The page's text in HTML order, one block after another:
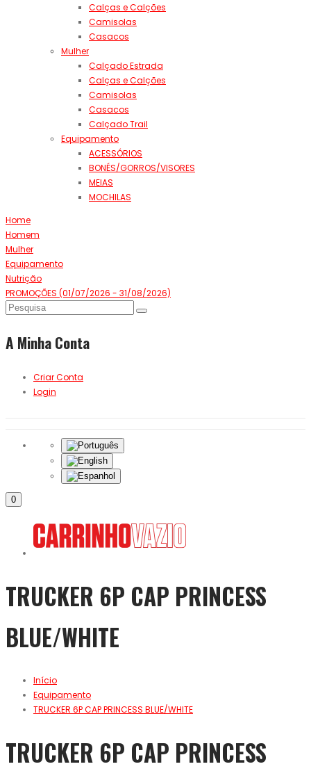
Calças e Calções
Camisolas
Casacos
Mulher
Calçado Estrada
Calças e Calções
Camisolas
Casacos
Calçado Trail
Equipamento
ACESSÓRIOS
BONÉS/GORROS/VISORES
MEIAS
MOCHILAS
Home
Homem
Mulher
Equipamento
Nutrição
PROMOÇÕES (01/07/2026 - 31/08/2026)
A Minha Conta
Criar Conta
Login
0
TRUCKER 6P CAP PRINCESS
BLUE/WHITE
Início
Equipamento
TRUCKER 6P CAP PRINCESS BLUE/WHITE
TRUCKER 6P CAP PRINCESS